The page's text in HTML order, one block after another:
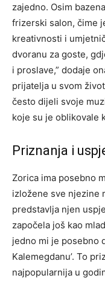
zajedno. Osim
frizerski salon, čime
kreativnosti i
dvoranu za goste,
i proslave,” dodaje
prijatelja u svom
često dijeli svoje
koje su je oblikovale
Priznanja i
Zorica ima posebno
izložene sve njezine
predstavlja njen
započela još kao
jedno mi je posebno
Kalemegdanu’. To
najpopularnija u